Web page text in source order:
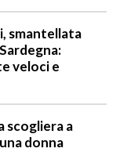
smantellata
veloci e
scogliera a
donna